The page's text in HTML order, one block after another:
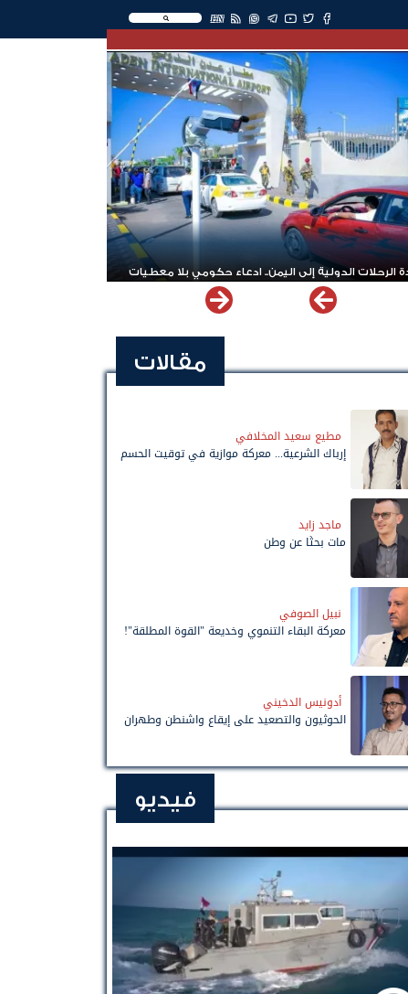
EN
الرحلات الدولية إلى اليمن.. ادعاء حكومي بلا معطيات
مقالات
مطيع سعيد المخلافي
إرباك الشرعية... معركة موازية في توقيت الحسم
ماجد زايد
مات بحثًا عن وطن
نبيل الصوفي
معركة البقاء التنموي وخديعة "القوة المطلقة"!
أدونيس الدخيني
الحوثيون والتصعيد على إيقاع واشنطن وطهران
فيديو